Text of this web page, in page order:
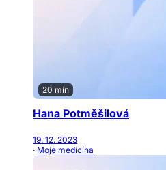
20 min
Hana Potměšilová
19. 12. 2023
· Moje medicína